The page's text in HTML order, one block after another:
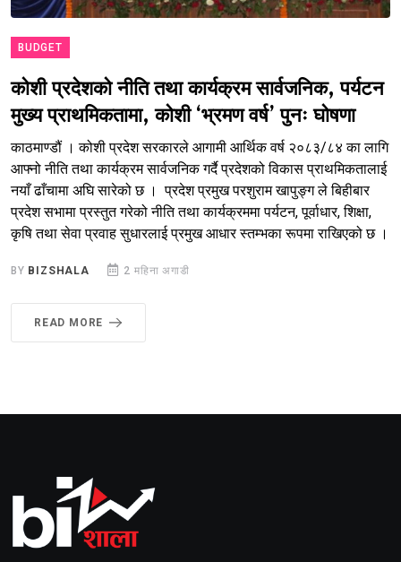
BUDGET
कोशी प्रदेशको नीति तथा कार्यक्रम सार्वजनिक, पर्यटन
मुख्य प्राथमिकतामा, कोशी ‘भ्रमण वर्ष’ पुनः घोषणा
काठमाण्डौं । कोशी प्रदेश सरकारले आगामी आर्थिक वर्ष २०८३/८४ का लागि
आफ्नो नीति तथा कार्यक्रम सार्वजनिक गर्दै प्रदेशको विकास प्राथमिकतालाई
नयाँ ढाँचामा अघि सारेको छ । प्रदेश प्रमुख परशुराम खापुङ्ग ले बिहीबार
प्रदेश सभामा प्रस्तुत गरेको नीति तथा कार्यक्रममा पर्यटन, पूर्वाधार, शिक्षा,
कृषि तथा सेवा प्रवाह सुधारलाई प्रमुख आधार स्तम्भका रूपमा राखिएको छ ।
BY BIZSHALA 2 महिना अगाडी
READ MORE